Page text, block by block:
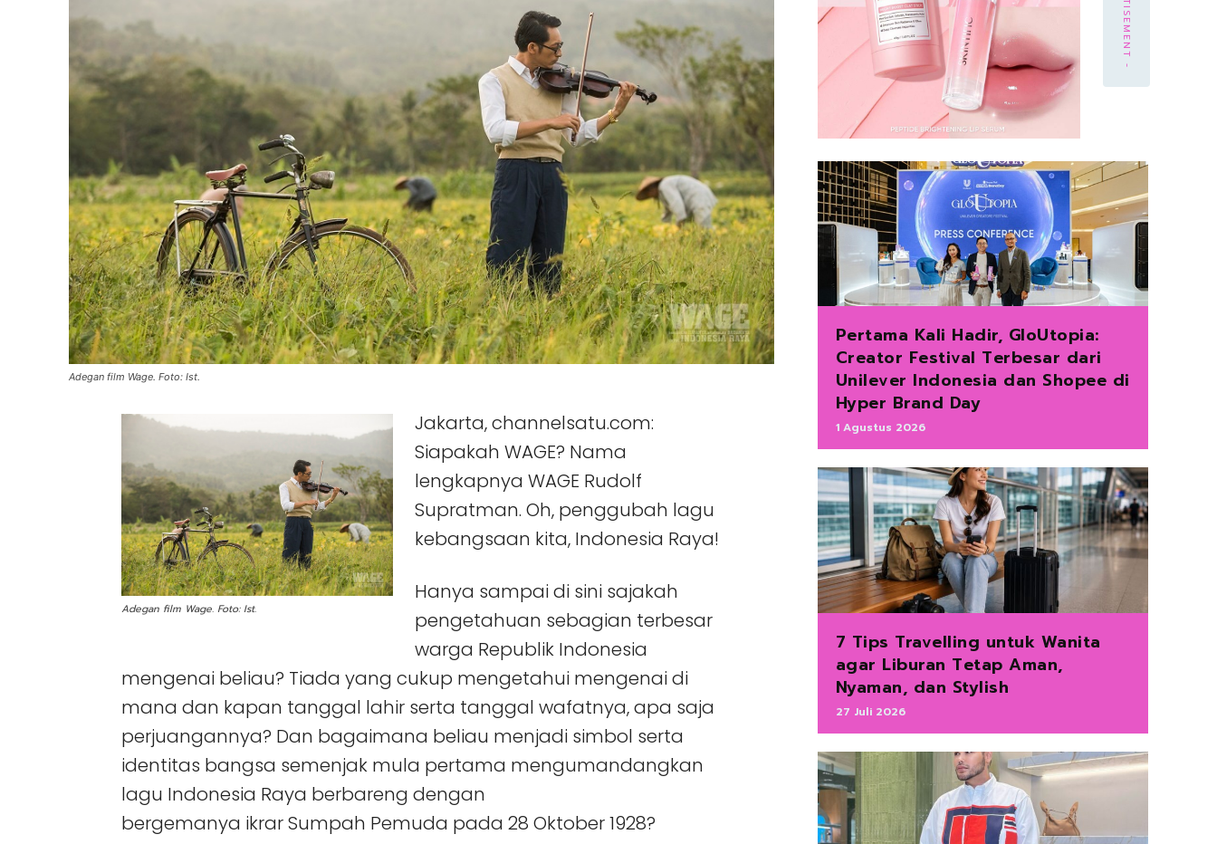
Adegan film Wage. Foto: Ist.
Adegan film Wage. Foto: Ist.
Jakarta, channelsatu.com:
Siapakah WAGE? Nama
lengkapnya WAGE Rudolf
Supratman. Oh, penggubah lagu
kebangsaan kita, Indonesia Raya!
Hanya sampai di sini sajakah
pengetahuan sebagian terbesar
warga Republik Indonesia
mengenai beliau? Tiada yang cukup mengetahui mengenai di
mana dan kapan tanggal lahir serta tanggal wafatnya, apa saja
perjuangannya? Dan bagaimana beliau menjadi simbol serta
identitas bangsa semenjak mula pertama mengumandangkan
lagu Indonesia Raya berbareng dengan
bergemanya ikrar Sumpah Pemuda pada 28 Oktober 1928?
Pertama Kali Hadir, GloUtopia:
Creator Festival Terbesar dari
Unilever Indonesia dan Shopee di
Hyper Brand Day
1 Agustus 2026
7 Tips Travelling untuk Wanita
agar Liburan Tetap Aman,
Nyaman, dan Stylish
27 Juli 2026